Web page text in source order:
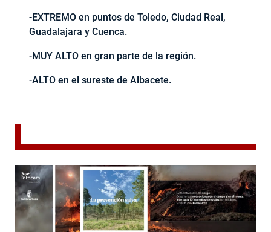
-EXTREMO en puntos de Toledo, Ciudad Real,
Guadalajara y Cuenca.
-MUY ALTO en gran parte de la región.
-ALTO en el sureste de Albacete.